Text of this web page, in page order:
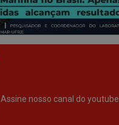
Assine nosso canal do youtube